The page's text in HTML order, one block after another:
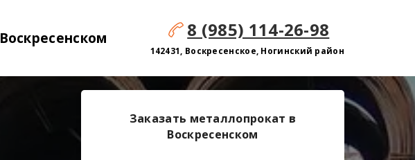
Воскресенском 8 (985) 114-26-98
142431, Воскресенское, Ногинский район
Заказать металлопрокат в
Воскресенском